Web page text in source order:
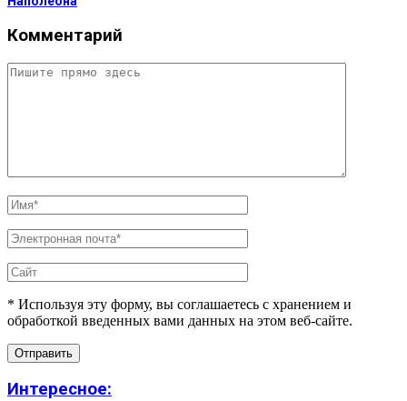
Комментарий
* Используя эту форму, вы соглашаетесь с хранением и
обработкой введенных вами данных на этом веб-сайте.
Интересное: